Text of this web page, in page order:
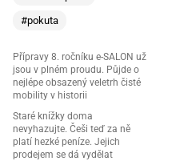
#pokuta
Přípravy 8. ročníku e-SALON už
jsou v plném proudu. Půjde o
nejlépe obsazený veletrh čisté
mobility v historii
Staré knížky doma
nevyhazujte. Češi teď za ně
platí hezké peníze. Jejich
prodejem se dá vydělat